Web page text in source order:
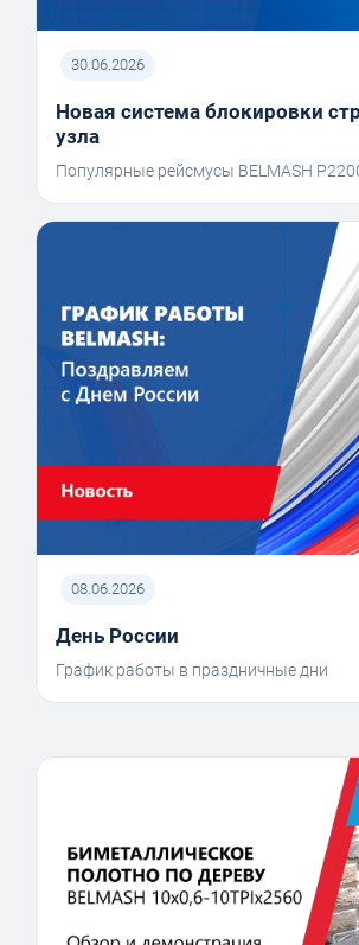
30.06.2026
Новая система блокировки
узла
Популярные рейсмусы BELMASH
08.06.2026
День России
График работы в праздничные дни